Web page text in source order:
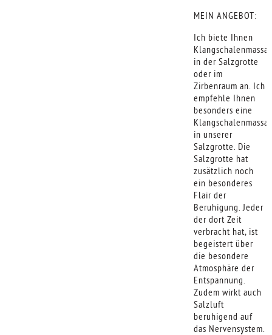
MEIN ANGEBOT:
Ich biete Ihnen
in der Salzgrotte
oder im
Zirbenraum an. Ich
empfehle Ihnen
besonders eine
in unserer
Salzgrotte. Die
Salzgrotte hat
zusätzlich noch
ein besonderes
Flair der
Beruhigung. Jeder
der dort Zeit
verbracht hat, ist
begeistert über
die besondere
Atmosphäre der
Entspannung.
Zudem wirkt auch
Salzluft
beruhigend auf
das Nervensystem.